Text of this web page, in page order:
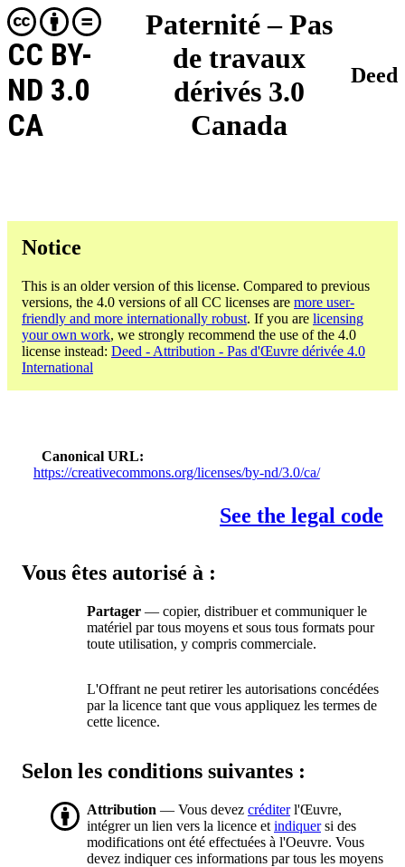
Paternité – Pas
de travaux
dérivés 3.0
Canada
CC BY-
ND 3.0
CA
Deed
Notice
This is an older version of this license. Compared to previous
versions, the 4.0 versions of all CC licenses are more user-
friendly and more internationally robust. If you are licensing
your own work, we strongly recommend the use of the 4.0
license instead: Deed - Attribution - Pas d'Œuvre dérivée 4.0
International
Canonical URL
https://creativecommons.org/licenses/by-nd/3.0/ca/
See the legal code
Vous êtes autorisé à :
Partager — copier, distribuer et communiquer le
matériel par tous moyens et sous tous formats pour
toute utilisation, y compris commerciale.
L'Offrant ne peut retirer les autorisations concédées
par la licence tant que vous appliquez les termes de
cette licence.
Selon les conditions suivantes :
Attribution — Vous devez créditerl'Œuvre,
intégrer un lien vers la licence et indiquersi des
modifications ont été effectuées à l'Oeuvre. Vous
devez indiquer ces informations par tous les moyens